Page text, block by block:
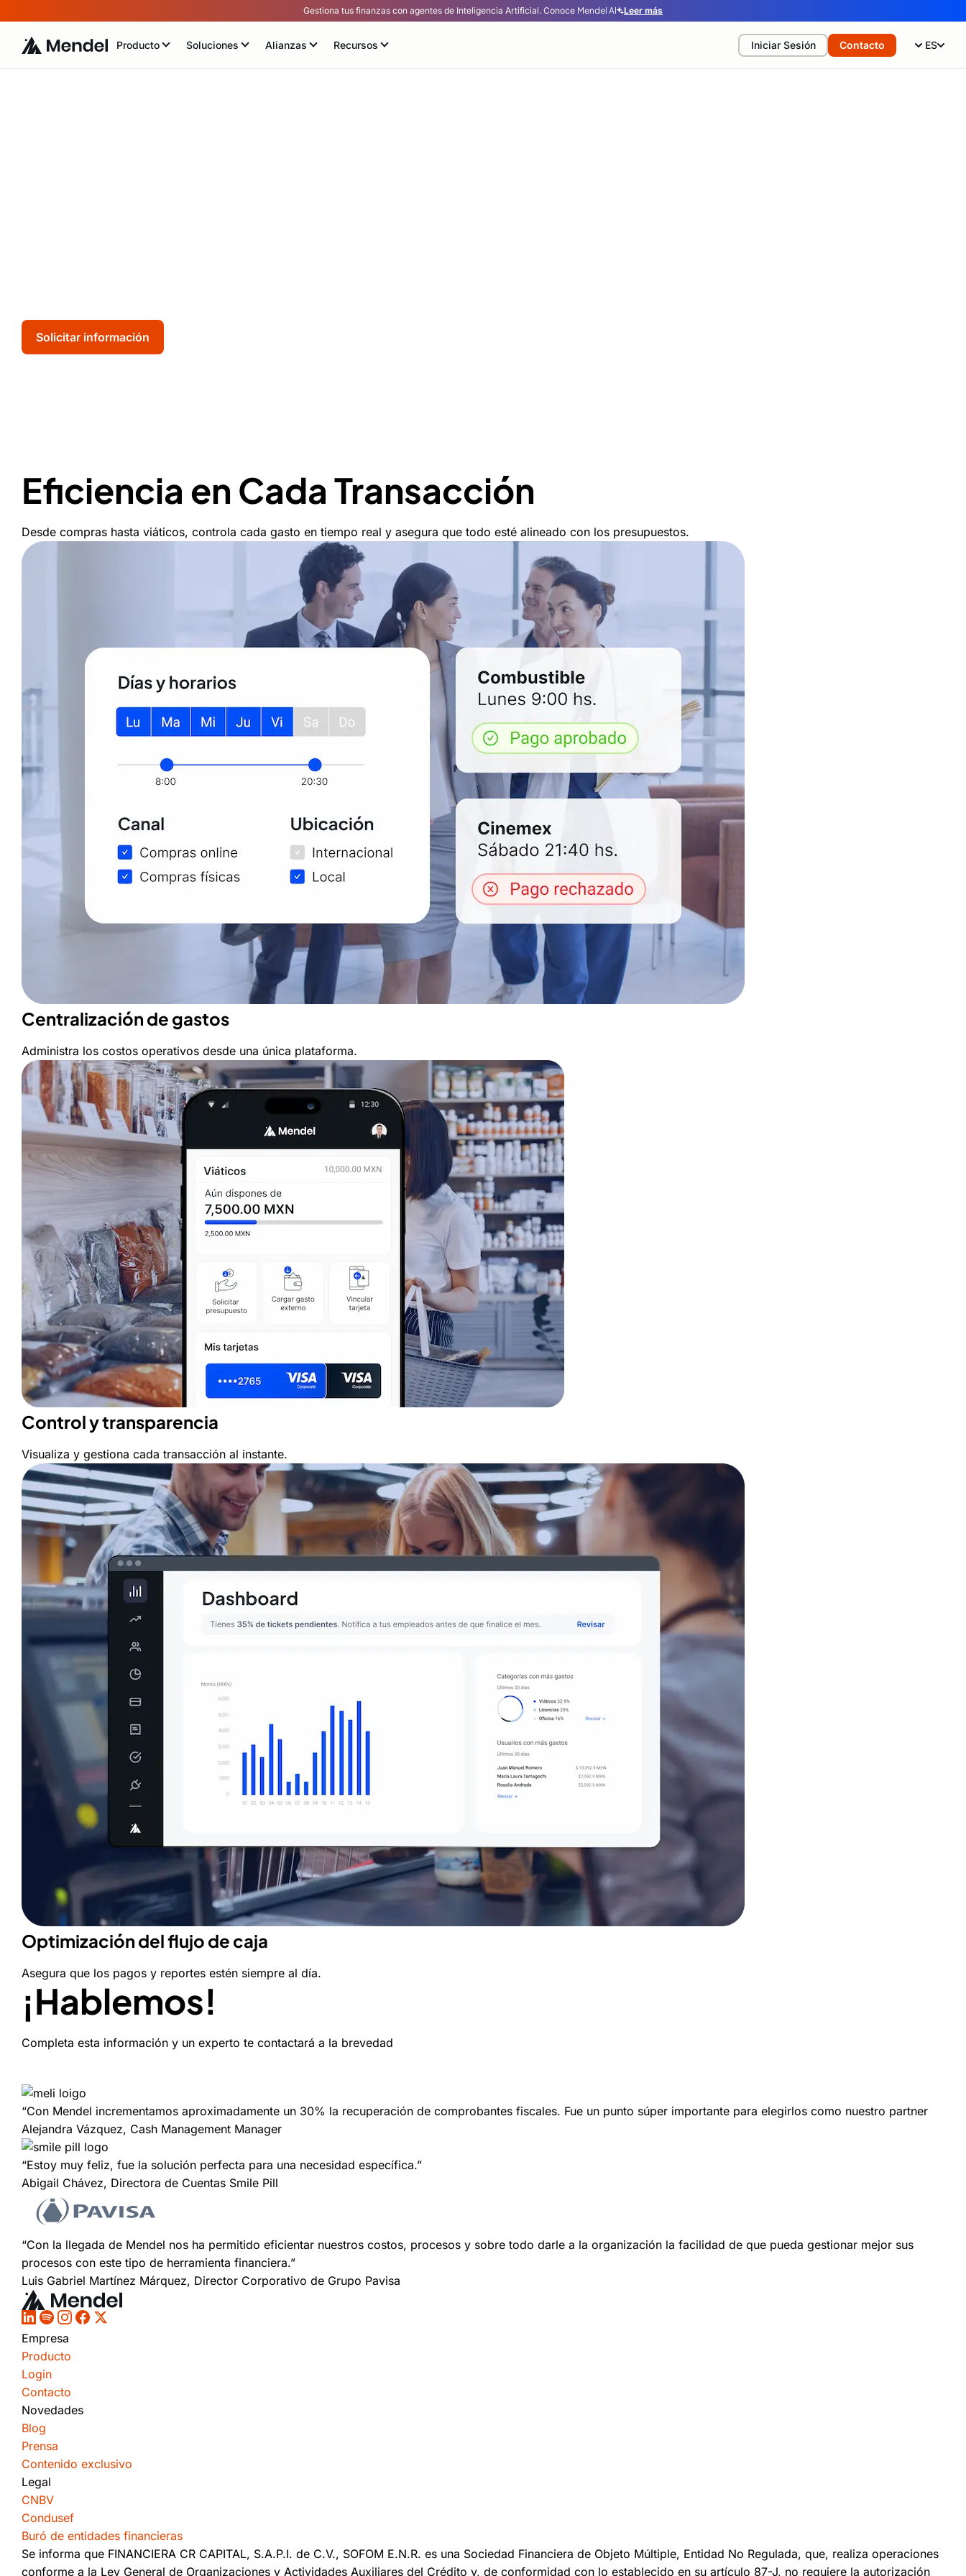
Gestiona tus finanzas con agentes de Inteligencia Artificial. Conoce Mendel AI Leer más
Producto Soluciones Alianzas Recursos Iniciar Sesión Contacto ES
Solicitar información
Eficiencia en Cada Transacción
Desde compras hasta viáticos, controla cada gasto en tiempo real y asegura que todo esté alineado con los presupuestos.
Centralización de gastos
Administra los costos operativos desde una única plataforma.
Control y transparencia
Visualiza y gestiona cada transacción al instante.
Optimización del flujo de caja
Asegura que los pagos y reportes estén siempre al día.
¡Hablemos!
Completa esta información y un experto te contactará a la brevedad
“Con Mendel incrementamos aproximadamente un 30% la recuperación de comprobantes fiscales. Fue un punto súper importante para elegirlos como nuestro partner
Alejandra Vázquez, Cash Management Manager
“Estoy muy feliz, fue la solución perfecta para una necesidad específica.”
Abigail Chávez, Directora de Cuentas Smile Pill
“Con la llegada de Mendel nos ha permitido eficientar nuestros costos, procesos y sobre todo darle a la organización la facilidad de que pueda gestionar mejor sus
procesos con este tipo de herramienta financiera.”
Luis Gabriel Martínez Márquez, Director Corporativo de Grupo Pavisa
Empresa
Producto
Login
Contacto
Novedades
Blog
Prensa
Contenido exclusivo
Legal
CNBV
Condusef
Buró de entidades financieras
Se informa que FINANCIERA CR CAPITAL, S.A.P.I. de C.V., SOFOM E.N.R. es una Sociedad Financiera de Objeto Múltiple, Entidad No Regulada, que, realiza operaciones
conforme a la Ley General de Organizaciones y Actividades Auxiliares del Crédito y, de conformidad con lo establecido en su artículo 87-J, no requiere la autorización